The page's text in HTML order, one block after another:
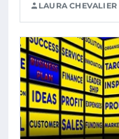
LAURA CHEVALIER